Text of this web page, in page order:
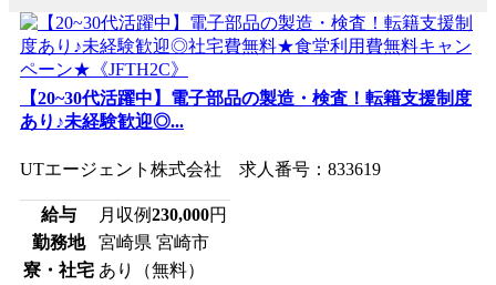
【20~30代活躍中】電子部品の製造・検査！転籍支援制度
あり♪未経験歓迎◎...
UTエージェント株式会社 求人番号：833619
給与 月収例230,000円
勤務地
宮崎県 宮崎市
寮・社宅 あり（無料）